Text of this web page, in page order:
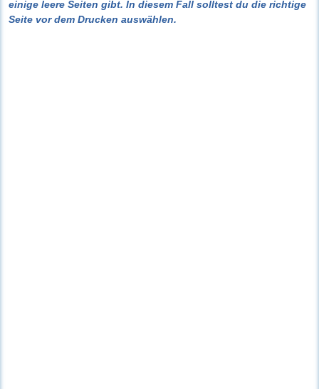
einige leere Seiten gibt. In diesem Fall solltest du die richtige
Seite vor dem Drucken auswählen.